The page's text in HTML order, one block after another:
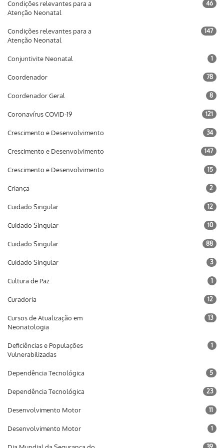
Condições relevantes para a
Atenção Neonatal
46
Condições relevantes para a
Atenção Neonatal
147
Conjuntivite Neonatal 1
Coordenador 78
Coordenador Geral 8
Coronavírus COVID-19 121
Crescimento e Desenvolvimento 34
Crescimento e Desenvolvimento 147
Crescimento e Desenvolvimento 15
Criança 2
Cuidado Singular 12
Cuidado Singular 10
Cuidado Singular 88
Cuidado Singular 3
Cultura de Paz 1
Curadoria 12
Cursos de Atualização em
Neonatologia
13
Deficiências e Populações
Vulnerabilizadas
1
Dependência Tecnológica 5
Dependência Tecnológica 23
Desenvolvimento Motor 11
Desenvolvimento Motor 1